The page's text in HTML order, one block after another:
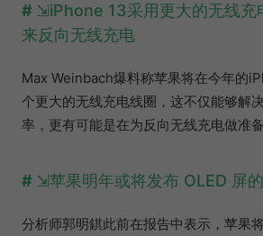
iPhone 13采用更大的无线充
来反向无线充电
Max Weinbach爆料称苹果将在今年的
个更大的无线充电线圈，这不仅能够解
率，更有可能是在为反向无线充电做准备
苹果明年或将发布 OLED 屏
分析师郭明錤此前在报告中表示，苹果